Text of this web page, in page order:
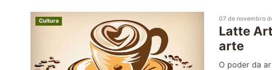
Cultura 07 de novembro
Latte
arte
O poder da